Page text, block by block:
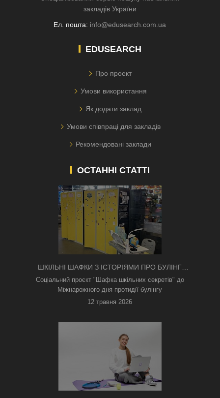
закладів України
Ел. пошта: info@edusearch.com.ua
EDUSEARCH
Про проект
Умови використання
Як додати заклад
Умови співпраці для закладів
Рекомендовані заклади
ОСТАННІ СТАТТІ
ШКІЛЬНІ ШАФКИ З ІСТОРІЯМИ ПРО БУЛІНГ
З'ЯВИЛИСЯ В КИЄВІ
Соціальний проєкт "Шафка шкільних секретів" до
Міжнарожного дня протидії булінгу
12 травня 2026